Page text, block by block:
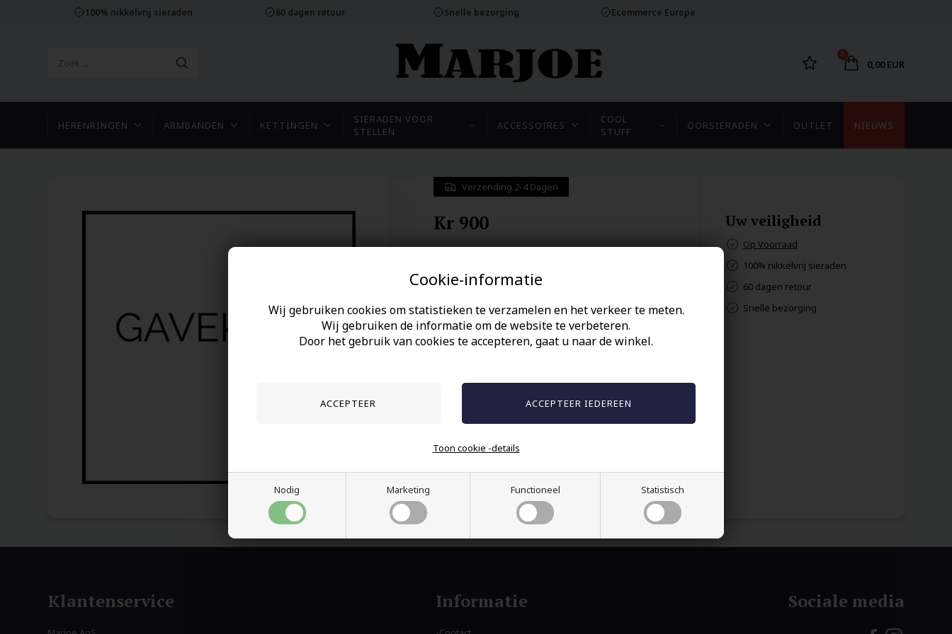
Cookie-informatie
Wij gebruiken cookies om statistieken te verzamelen en het verkeer te meten.
Wij gebruiken de informatie om de website te verbeteren.
Door het gebruik van cookies te accepteren, gaat u naar de winkel.
Nodig Marketing Functioneel Statistisch
Toon cookie -details
100% nikkelvrij sieraden 60 dagen retour Snelle bezorging Ecommerce Europe
0
0,00 EUR
HERENRINGEN ARMBANDEN KETTINGEN
SIERADEN VOOR
STELLEN
ACCESSOIRES
COOL
STUFF
OORSIERADEN OUTLET NIEUWS
Verzending 2-4 Dagen
Kr 900
Redden
Supergoed cadeau-idee.
cadeaubon koopt - u ontvangt deze dan
onmiddellijk per e-mail.
Uw veiligheid
Op Voorraad
100% nikkelvrij sieraden
60 dagen retour
Snelle bezorging
Klantenservice Informatie Sociale media